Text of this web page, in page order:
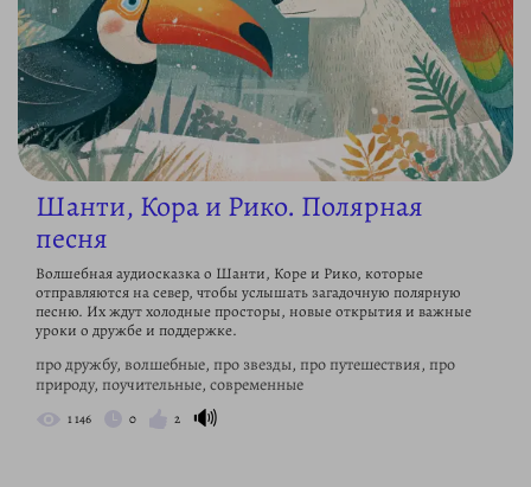
Шанти, Кора и Рико. Полярная
песня
Волшебная аудиосказка о Шанти, Коре и Рико, которые
отправляются на север, чтобы услышать загадочную полярную
песню. Их ждут холодные просторы, новые открытия и важные
уроки о дружбе и поддержке.
про дружбу, волшебные, про звезды, про путешествия, про
природу, поучительные, современные
1 146 0 2 🔊